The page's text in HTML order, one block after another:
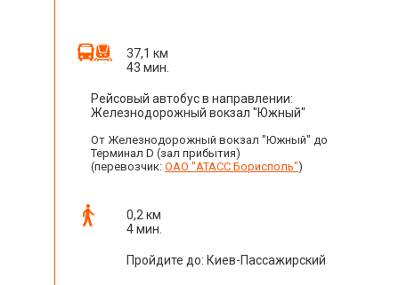
37,1 км
43 мин.
Рейсовый автобус в направлении:
Железнодорожный вокзал "Южный"
От Железнодорожный вокзал "Южный" до
Терминал D (зал прибытия)
(перевозчик: ОАО "АТАСС Борисполь")
0,2 км
4 мин.
Пройдите до: Киев-Пассажирский